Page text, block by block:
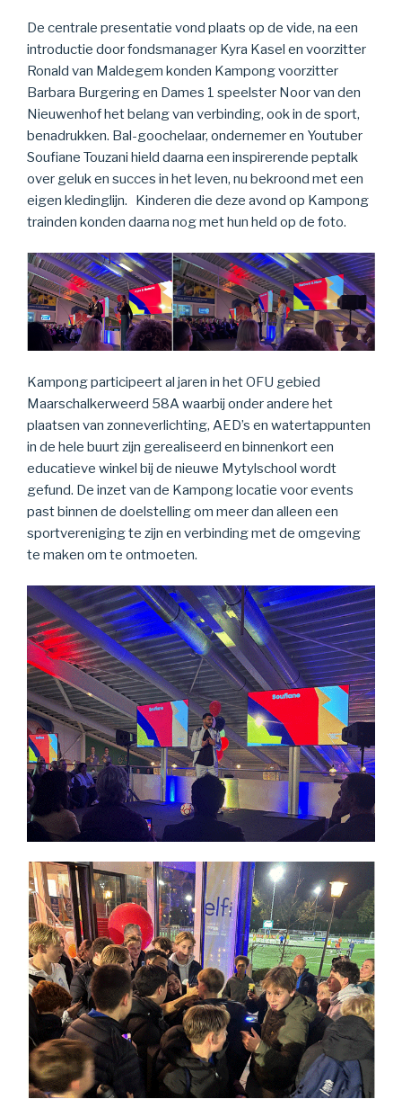
De centrale presentatie vond plaats op de vide, na een
introductie door fondsmanager Kyra Kasel en voorzitter
Ronald van Maldegem konden Kampong voorzitter
Barbara Burgering en Dames 1 speelster Noor van den
Nieuwenhof het belang van verbinding, ook in de sport,
benadrukken. Bal-goochelaar, ondernemer en Youtuber
Soufiane Touzani hield daarna een inspirerende peptalk
over geluk en succes in het leven, nu bekroond met een
eigen kledinglijn. Kinderen die deze avond op Kampong
trainden konden daarna nog met hun held op de foto.
Kampong participeert al jaren in het OFU gebied
Maarschalkerweerd 58A waarbij onder andere het
plaatsen van zonneverlichting, AED’s en watertappunten
in de hele buurt zijn gerealiseerd en binnenkort een
educatieve winkel bij de nieuwe Mytylschool wordt
gefund. De inzet van de Kampong locatie voor events
past binnen de doelstelling om meer dan alleen een
sportvereniging te zijn en verbinding met de omgeving
te maken om te ontmoeten.